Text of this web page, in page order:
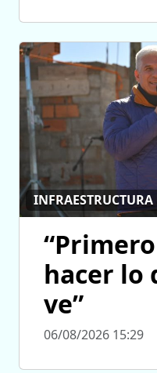
hacer lo
ve”
06/08/2026 15:29